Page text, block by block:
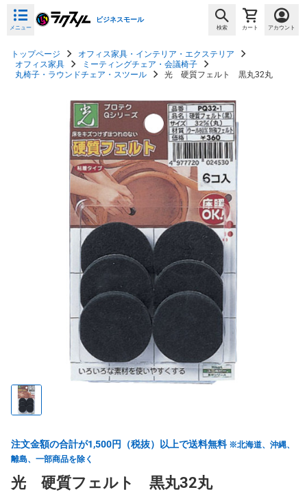
メニュー
ビジネスモール
検索 カート アカウント
トップページ
オフィス家具・インテリア・エクステリア
オフィス家具
ミーティングチェア・会議椅子
丸椅子・ラウンドチェア・スツール
光 硬質フェルト 黒丸32丸
注文金額の合計が1,500円（税抜）以上で送料無料 ※北海道、沖縄、
離島、一部商品を除く
光 硬質フェルト 黒丸32丸